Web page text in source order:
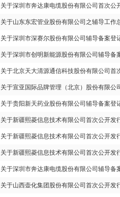
关于深圳市奔达康电缆股份有限公司首次公
关于山东东宏管业股份有限公司之辅导工作
关于深圳市深赛尔股份有限公司辅导备案登
关于深圳市创明新能源股份有限公司辅导备
关于北京天大清源通信科技股份有限公司首
关于宣亚国际品牌管理（北京）股份有限公
关于贵阳新天药业股份有限公司辅导备案登
关于新疆熙菱信息技术有限公司首次公开
关于新疆熙菱信息技术有限公司首次公开
关于新疆熙菱信息技术有限公司首次公开
关于深圳市奔达康电缆股份有限公司辅导备
关于山西壶化集团股份有限公司首次公开发